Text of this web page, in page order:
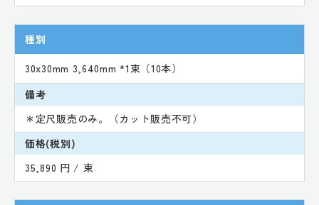
種別
30x30mm 3,640mm *1束（10本）
備考
＊定尺販売のみ。（カット販売不可）
価格(税別)
35,890 円 / 束